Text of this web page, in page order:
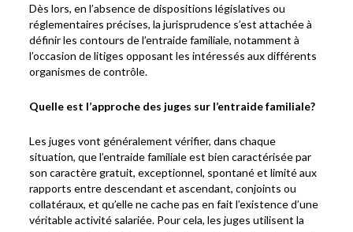
Dès lors, en l’absence de dispositions législatives ou
réglementaires précises, la jurisprudence s’est attachée à
définir les contours de l’entraide familiale, notamment à
l’occasion de litiges opposant les intéressés aux différents
organismes de contrôle.
Quelle est l’approche des juges sur l’entraide familiale?
Les juges vont généralement vérifier, dans chaque
situation, que l’entraide familiale est bien caractérisée par
son caractère gratuit, exceptionnel, spontané et limité aux
rapports entre descendant et ascendant, conjoints ou
collatéraux, et qu’elle ne cache pas en fait l’existence d’une
véritable activité salariée. Pour cela, les juges utilisent la